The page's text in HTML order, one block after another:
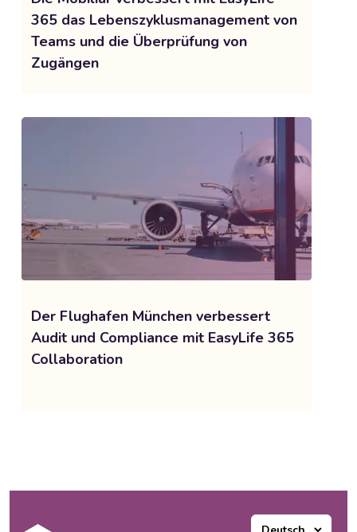
365 das Lebenszyklusmanagement von
Teams und die Überprüfung von
Zugängen
Der Flughafen München verbessert
Audit und Compliance mit EasyLife 365
Collaboration